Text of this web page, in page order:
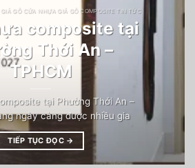
GỖ CỬA NHỰA GIẢ GỖ COMPOSITE TIN TỨC
composite tại
Thới An –
TPHCM
tại Phường Thới An –
ngày càng được nhiều gia
TIẾP TỤC ĐỌC →